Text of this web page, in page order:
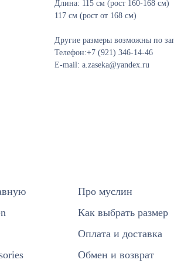
Длина: 115 см (рост 160-168 см)
117 см (рост от 168 см)
Другие размеры возможны по
Телефон:+7 (921) 346-14-46
E-mail: a.zaseka@yandex.ru
Про муслин
Как выбрать размер
Оплата и доставка
Обмен и возврат